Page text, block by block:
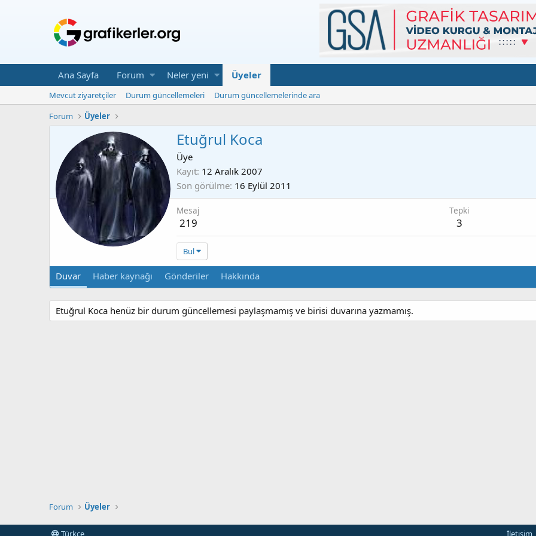
Ana Sayfa Forum Neler yeni Üyeler
Mevcut ziyaretçiler Durum güncellemeleri
Durum güncellemelerinde ara
Forum
Üyeler
Etuğrul Koca
Üye
Kayıt 12 Aralık 2007
Son görülme 16 Eylül 2011
Mesaj
219
Tepki
3
Bul
Duvar Haber kaynağı Gönderiler Hakkında
Etuğrul Koca henüz bir durum güncellemesi paylaşmamış ve birisi duvarına yazmamış.
Forum Üyeler
Türkçe İletişim